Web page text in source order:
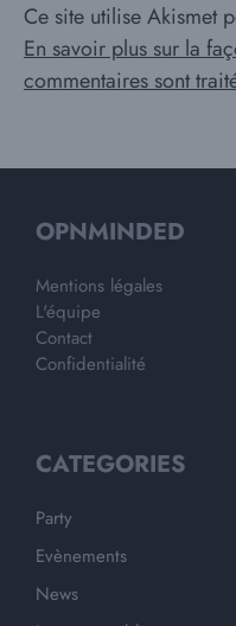
Ce site utilise Akismet
En savoir plus sur la
commentaires sont
OPNMINDED
Mentions légales
L'équipe
Contact
Confidentialité
CATEGORIES
Party
Evènements
News